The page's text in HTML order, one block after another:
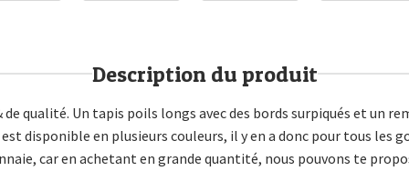
Description du produit
qualité. Un tapis poils longs avec des bords surpiqués et un
disponible en plusieurs couleurs, il y en a donc pour tous les
car en achetant en grande quantité, nous pouvons te